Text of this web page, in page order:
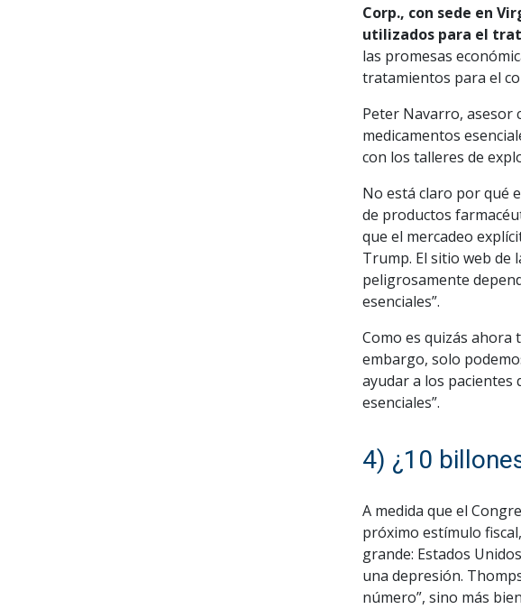
Corp., con sede en
utilizados para el
las promesas
tratamientos para el
Peter Navarro, asesor
medicamentos
con los talleres de
No está claro por qué
de productos
que el mercadeo
Trump. El sitio web de
peligrosamente
esenciales”.
Como es quizás ahora
embargo, solo
ayudar a los
esenciales”.
4) ¿10
A medida que el
próximo estímulo
grande: Estados
una depresión.
número”, sino más bien